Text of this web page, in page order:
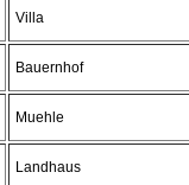
Villa
Bauernhof
Muehle
Landhaus